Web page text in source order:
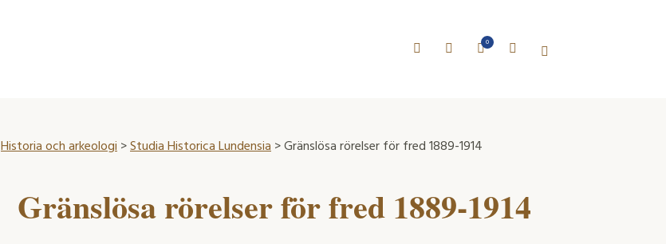
0
Historia och arkeologi>Studia Historica Lundensia> Gränslösa rörelser för fred 1889-1914
Gränslösa rörelser för fred 1889-1914